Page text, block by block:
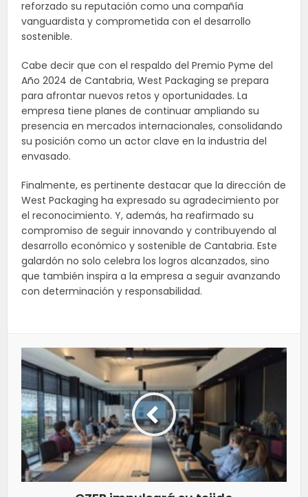
reforzado su reputación como una compañía
vanguardista y comprometida con el desarrollo
sostenible.
Cabe decir que con el respaldo del Premio Pyme del
Año 2024 de Cantabria, West Packaging se prepara
para afrontar nuevos retos y oportunidades. La
empresa tiene planes de continuar ampliando su
presencia en mercados internacionales, consolidando
su posición como un actor clave en la industria del
envasado.
Finalmente, es pertinente destacar que la dirección de
West Packaging ha expresado su agradecimiento por
el reconocimiento. Y, además, ha reafirmado su
compromiso de seguir innovando y contribuyendo al
desarrollo económico y sostenible de Cantabria. Este
galardón no solo celebra los logros alcanzados, sino
que también inspira a la empresa a seguir avanzando
con determinación y responsabilidad.